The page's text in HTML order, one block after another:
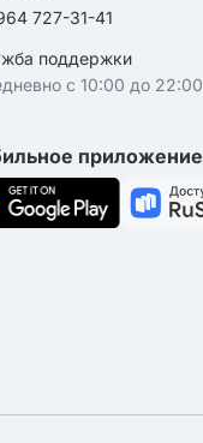
727-31-41
поддержки
с 10:00 до 22:00
приложение